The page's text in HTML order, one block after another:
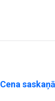
Cena